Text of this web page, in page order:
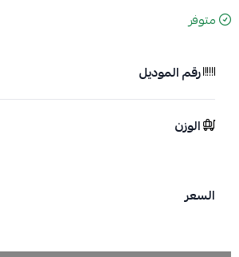
متوفر
رقم الموديل
الوزن
السعر